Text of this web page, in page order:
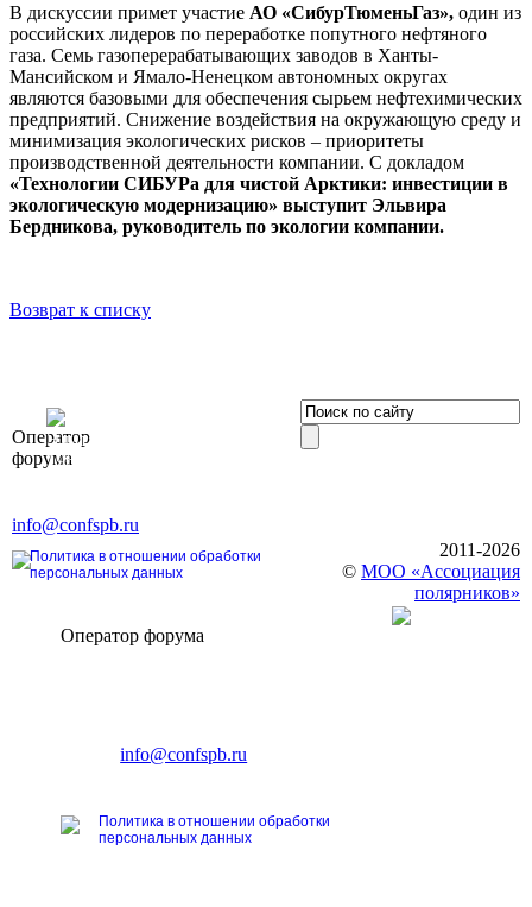
В дискуссии примет участие АО «СибурТюменьГаз», один из
российских лидеров по переработке попутного нефтяного
газа. Семь газоперерабатывающих заводов в Ханты-
Мансийском и Ямало-Ненецком автономных округах
являются базовыми для обеспечения сырьем нефтехимических
предприятий. Снижение воздействия на окружающую среду и
минимизация экологических рисков – приоритеты
производственной деятельности компании. С докладом
«Технологии СИБУРа для чистой Арктики: инвестиции в
экологическую модернизацию» выступит Эльвира
Бердникова, руководитель по экологии компании.
Возврат к списку
Оператор
форума
Элит»
196191, г. Санкт-Петербург,
info@confspb.ru
Политика в отношении обработки
персональных данных
2011-2026
© МОО «Ассоциация
полярников»
Оператор форума
E-mail:info@confspb.ru
Политика в отношении обработки
персональных данных